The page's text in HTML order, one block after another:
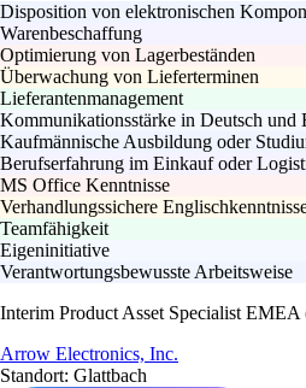
Disposition von elektronischen
Warenbeschaffung
Optimierung von Lagerbeständen
Überwachung von Lieferterminen
Lieferantenmanagement
Kommunikationsstärke in Deutsch und
Kaufmännische Ausbildung oder
Berufserfahrung im Einkauf oder
MS Office Kenntnisse
Verhandlungssichere
Teamfähigkeit
Eigeninitiative
Verantwortungsbewusste Arbeitsweise
Interim Product Asset Specialist
Arrow Electronics, Inc.
Standort: Glattbach